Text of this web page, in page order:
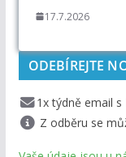
17.7.2026
ODEBÍREJTE
1x týdně email s
Z odběru se